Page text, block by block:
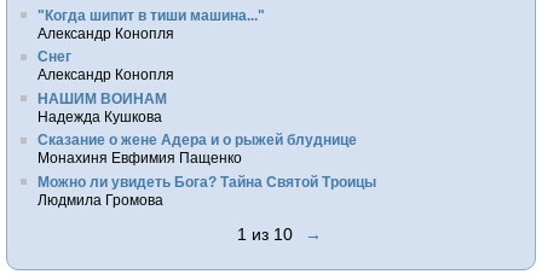
"Когда шипит в тиши машина..."
Александр Конопля
Снег
Александр Конопля
НАШИМ ВОИНАМ
Надежда Кушкова
Сказание о жене Адера и о рыжей блуднице
Монахиня Евфимия Пащенко
Можно ли увидеть Бога? Тайна Святой Троицы
Людмила Громова
1 из 10 →